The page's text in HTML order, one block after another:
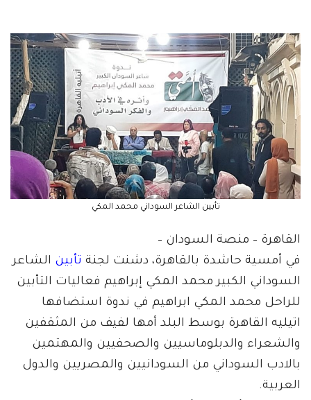
تأبين الشاعر السوداني محمد المكي
القاهرة – منصة السودان –
في أمسية حاشدة بالقاهرة، دشنت لجنة تأبين الشاعر
السوداني الكبير محمد المكي إبراهيم فعاليات التأبين
للراحل محمد المكي ابراهيم في ندوة استضافها
اتيليه القاهرة بوسط البلد أمها لفيف من المثقفين
والشعراء والدبلوماسيين والصحفيين والمهتمين
بالادب السوداني من السودانيين والمصريين والدول
العربية.